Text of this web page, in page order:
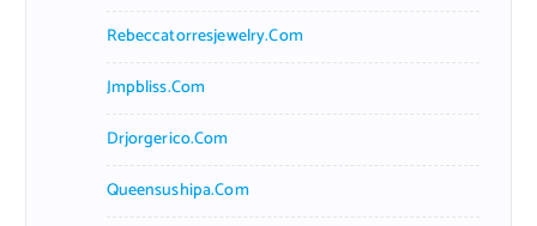
Rebeccatorresjewelry.com
Jmpbliss.com
Drjorgerico.com
Queensushipa.com